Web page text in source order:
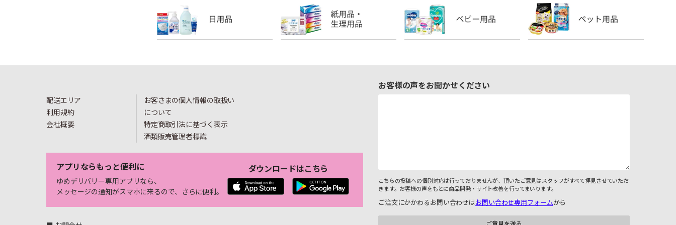
配送エリア
利用規約
会社概要
お客さまの個人情報の取扱い
について
特定商取引法に基づく表示
酒類販売管理者標識
アプリならもっと便利に
ゆめデリバリー専用アプリなら、
メッセージの通知がスマホに来るので、さらに便利。
ダウンロードはこちら
お客様の声をお聞かせください
こちらの投稿への個別対応は行っておりませんが、頂いたご意見はスタッフがすべて拝見させていただ
きます。お客様の声をもとに商品開発・サイト改善を行ってまいります。
ご注文にかかわるお問い合わせはお問い合わせ専用フォームから